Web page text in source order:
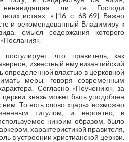
ненавидящая ли тя Господи
истаях…» [16, с. 68-69]. Важно
и рекомендованный Владимиру к
смысл содержания которого
что правитель, как
известный ему византийский
определенной властью в церковной
меры, говоря современным
Согласно «Поучению», за
князь может быть уподоблен
ним. То есть слово «царь», возможно
титулом, и, вероятно, в
никоим образом, было
характеристикой правителя,
в устроении христианской церкви.